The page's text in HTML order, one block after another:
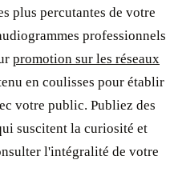
plus percutantes de votre
professionnels
promotion sur les réseaux
en coulisses pour établir
votre public. Publiez des
suscitent la curiosité et
l'intégralité de votre